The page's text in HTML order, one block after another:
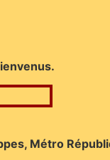
Métro